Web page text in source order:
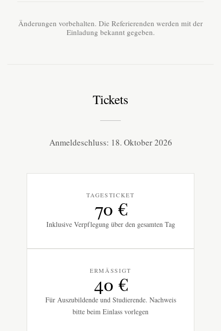
Änderungen vorbehalten. Die Referierenden werden mit der
Einladung bekannt gegeben.
Tickets
Anmeldeschluss: 18. Oktober 2026
TAGESTICKET
70 €
Inklusive Verpflegung über den gesamten Tag
ERMÄSSIGT
40 €
Für Auszubildende und Studierende. Nachweis
bitte beim Einlass vorlegen